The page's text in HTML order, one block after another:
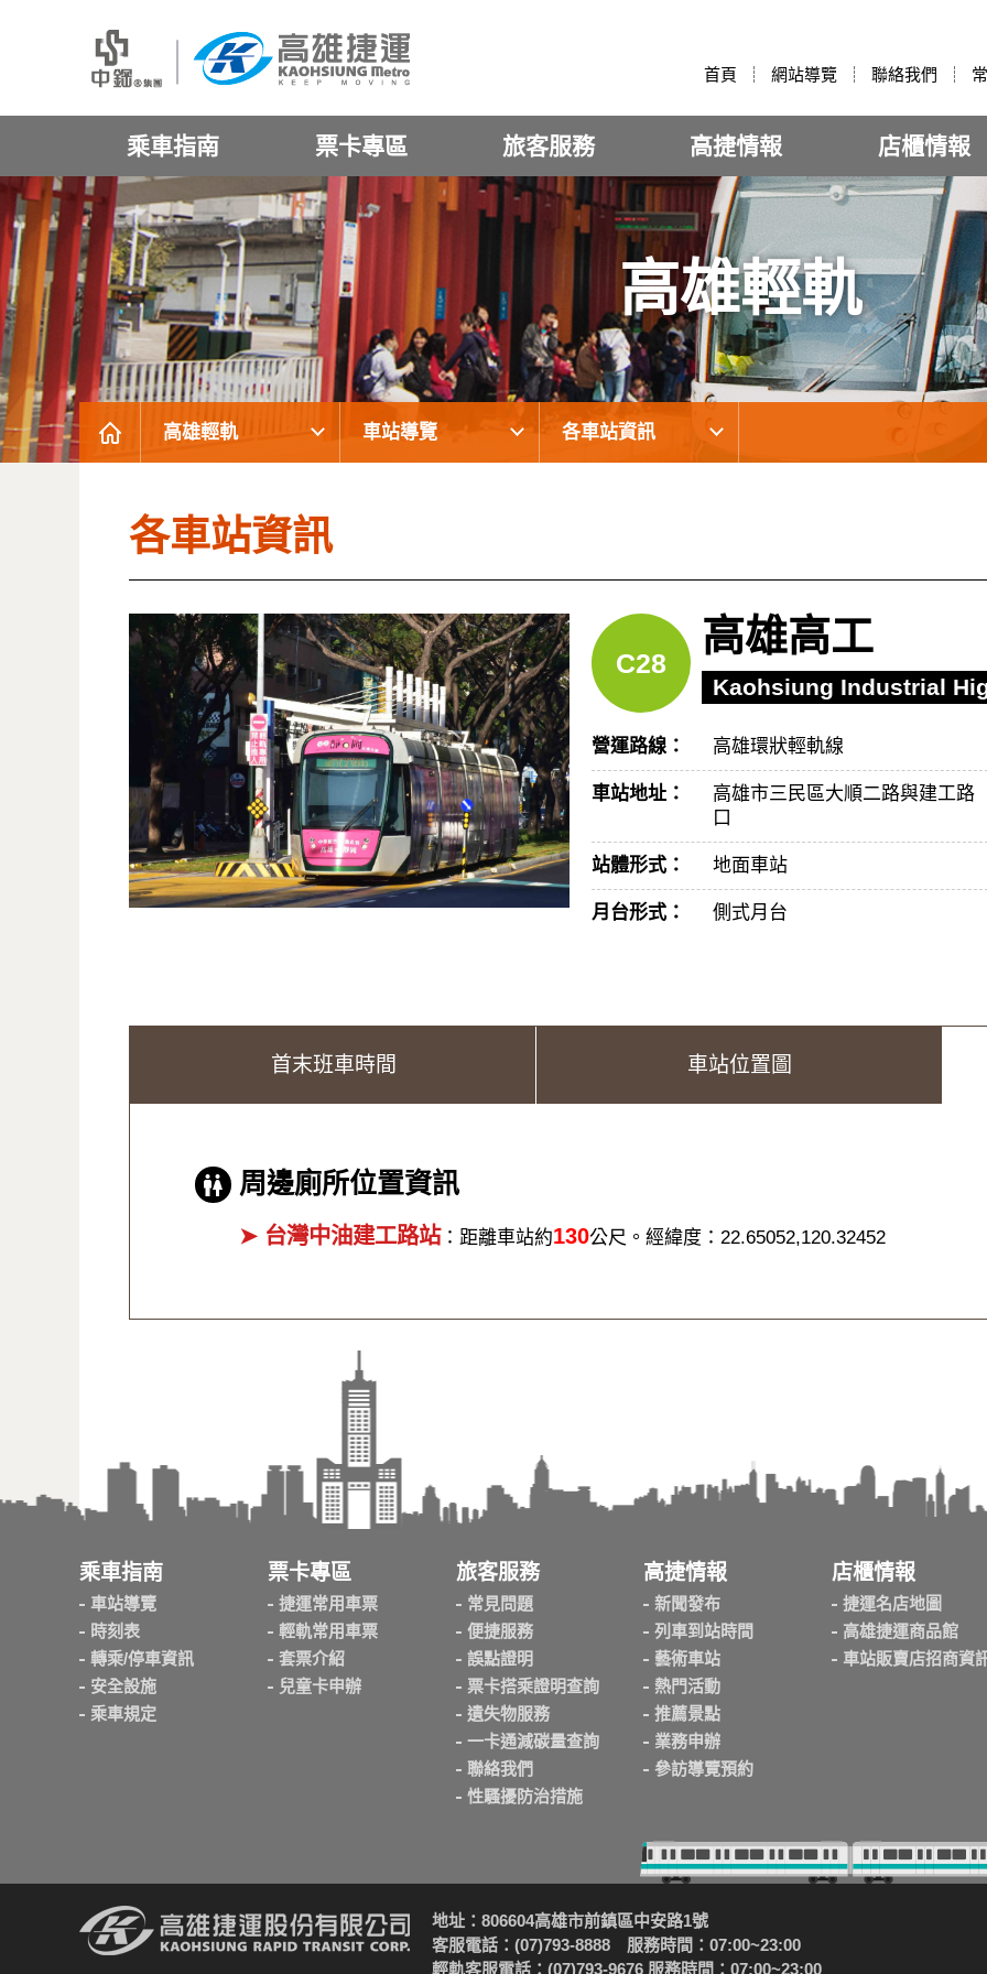
首頁 網站導覽 聯絡我們
乘車指南 票卡專區 旅客服務 高捷情報 店櫃情報
高雄輕軌
高雄輕軌 車站導覽 各車站資訊
各車站資訊
C28
高雄高工
Kaohsiung Industrial
營運路線： 高雄環狀輕軌線
車站地址：
高雄市三民區大順二路與建工路
口
站體形式： 地面車站
月台形式： 側式月台
首末班車時間 車站位置圖
周邊廁所位置資訊
➤ 台灣中油建工路站：距離車站約130公尺。經緯度：22.65052,120.32452
乘車指南
車站導覽
時刻表
轉乘/停車資訊
安全設施
乘車規定
票卡專區
捷運常用車票
輕軌常用車票
套票介紹
兒童卡申辦
旅客服務
常見問題
便捷服務
誤點證明
票卡搭乘證明查詢
遺失物服務
一卡通減碳量查詢
聯絡我們
性騷擾防治措施
高捷情報
新聞發布
列車到站時間
藝術車站
熱門活動
推薦景點
業務申辦
參訪導覽預約
店櫃情報
捷運名店地圖
高雄捷運商品館
車站販賣店招商資
地址：806604高雄市前鎮區中安路1號
客服電話：(07)793-8888 服務時間：07:00~23:00
輕軌客服電話：(07)793-9676 服務時間：07:00~23:00